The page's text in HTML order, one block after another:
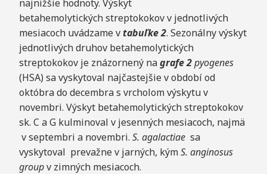
najnižšie hodnoty. Výskyt
betahemolytických streptokokov v jednotlivých
mesiacoch uvádzame vtabuľke2. Sezonálny výskyt
jednotlivých druhov betahemolytických
streptokokov je znázornený nagrafe 2pyogenes
(HSA) sa vyskytoval najčastejšie v období od
októbra do decembra s vrcholom výskytu v
novembri. Výskyt betahemolytických streptokokov
sk. C a G kulminoval v jesenných mesiacoch, najmä
v septembri a novembri. S. agalactiae sa
vyskytoval prevažne v jarných, kýmS. anginosus
groupv zimných mesiacoch.